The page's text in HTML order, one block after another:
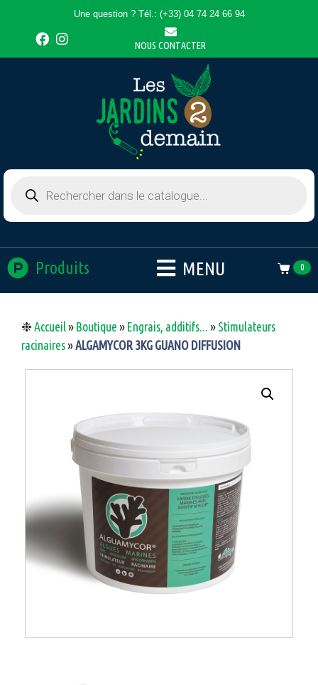
Une question ? Tél.: (+33) 04 74 24 66 94
NOUS CONTACTER
Produits MENU 0
❉Accueil » Boutique » Engrais, additifs... » Stimulateurs
racinaires »ALGAMYCOR 3KG GUANO DIFFUSION